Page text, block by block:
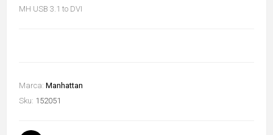
MH USB 3.1 to DVI
Marca: Manhattan
Sku: 152051